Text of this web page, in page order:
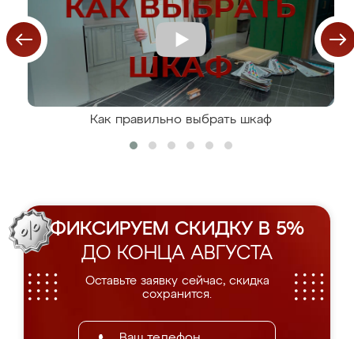
Как правильно выбрать шкаф
ФИКСИРУЕМ СКИДКУ В 5%
ДО КОНЦА АВГУСТА
Оставьте заявку сейчас, скидка
сохранится.